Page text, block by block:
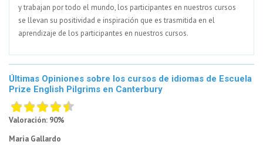
y trabajan por todo el mundo, los participantes en nuestros cursos
se llevan su positividad e inspiración que es trasmitida en el
aprendizaje de los participantes en nuestros cursos.
Últimas Opiniones sobre los cursos de idiomas de Escuela
Prize English Pilgrims en Canterbury
Valoración: 90%
Maria Gallardo